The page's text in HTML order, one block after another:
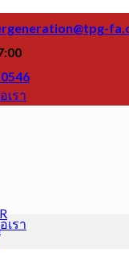
เรา
เรา